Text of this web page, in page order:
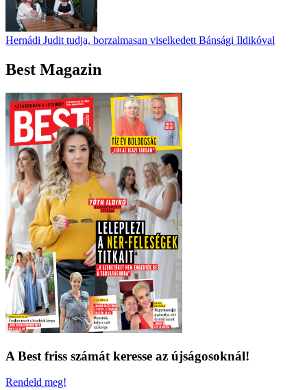
Hernádi Judit tudja, borzalmasan viselkedett Bánsági Ildikóval
Best Magazin
A Best friss számát keresse az újságosoknál!
Rendeld meg!